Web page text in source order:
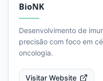
BioNK
Desenvolvimento de
precisão com foco em
oncologia.
Visitar Website